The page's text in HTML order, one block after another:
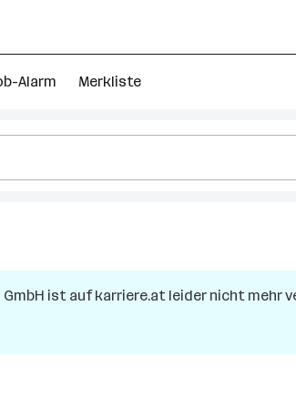
Alarm Merkliste
ist auf karriere.at leider nicht mehr